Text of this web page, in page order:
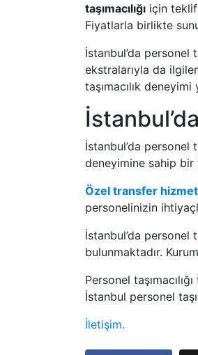
taşımacılığı için
Fiyatlarla birlikte
İstanbul’da personel
ekstralarıyla da
taşımacılık
İstanbul’da personel
deneyimine sahip bir
Özel transfer
personelinizin
İstanbul’da personel
bulunmaktadır.
Personel
İstanbul personel
İletişim.